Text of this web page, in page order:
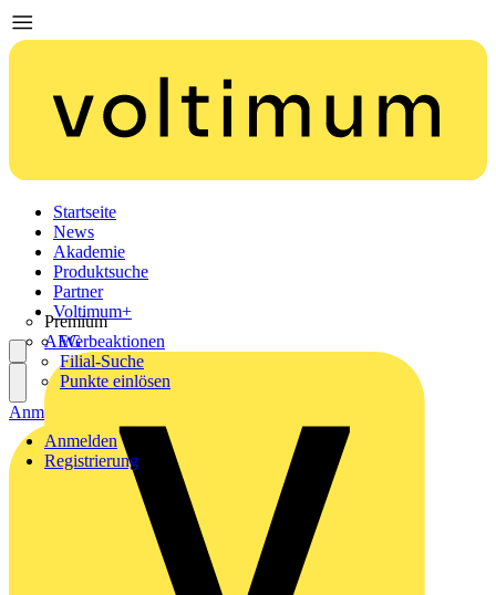
Startseite
News
Akademie
Produktsuche
Partner
Premium
AEG
Voltimum+
Werbeaktionen
Filial-Suche
Punkte einlösen
Anmelden
Registrierung
Anmelden